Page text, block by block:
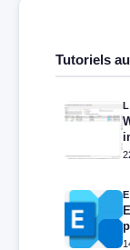
Tutoriels